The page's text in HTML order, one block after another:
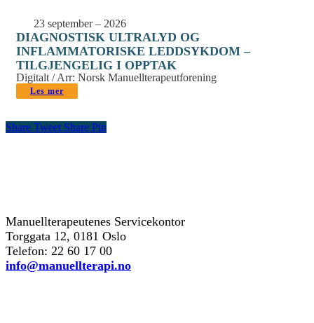
23 september – 2026
DIAGNOSTISK ULTRALYD OG
INFLAMMATORISKE LEDDSYKDOM –
TILGJENGELIG I OPPTAK
Digitalt / Arr: Norsk Manuellterapeutforening
Les mer
Share Tweet Share Pin
Manuellterapeutenes Servicekontor
Torggata 12, 0181 Oslo
Telefon: 22 60 17 00
info@manuellterapi.no